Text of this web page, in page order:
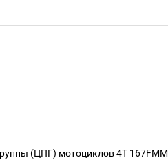
(ЦПГ) мотоциклов 4Т 167FMM